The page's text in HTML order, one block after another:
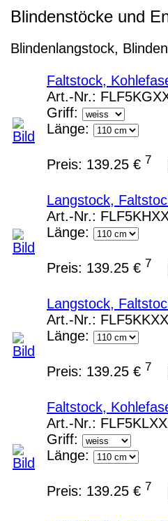
Blindenstöcke und
Blindenlangstock,
Faltstock,
Art.-Nr.:
Griff:
Länge:
Preis: 139.25 € 7
Langstock,
Art.-Nr.:
Länge:
Preis: 139.25 € 7
Langstock,
Art.-Nr.:
Länge:
Preis: 139.25 € 7
Faltstock,
Art.-Nr.:
Griff:
Länge:
Preis: 139.25 € 7